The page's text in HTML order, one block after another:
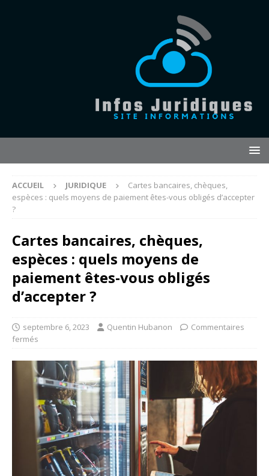
ACCUEIL JURIDIQUE
Cartes bancaires, chèques,
espèces : quels moyens de paiement êtes-vous obligés d’accepter
?
Cartes bancaires, chèques,
espèces : quels moyens de
paiement êtes-vous obligés
d’accepter ?
septembre 6, 2023 Quentin Hubanon
Commentaires
fermés